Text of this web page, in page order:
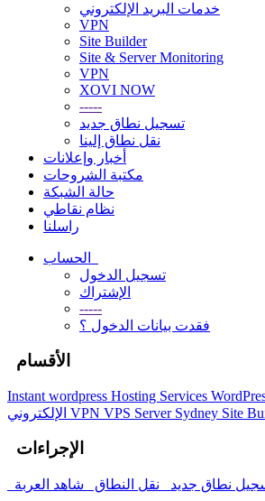
خدمات البريد الإلكتروني
VPN
Site Builder
Site & Server Monitoring
VPN
XOVI NOW
-----
تسجيل نطاق جديد
نقل نطاق إلينا
أخبار وإعلانات
مكتبة الشروحات
حالة الشبكة
نظام نقاطي
راسلنا
تسجيل الدخول
الإشتراك
-----
فقدت بيانات الدخول ؟
الأقسام
Instant wordpress Hosting Services
VPN VPS Server Sydney Site
الإجراءات
نطاق جديد نقل النطاق شاهد العربة